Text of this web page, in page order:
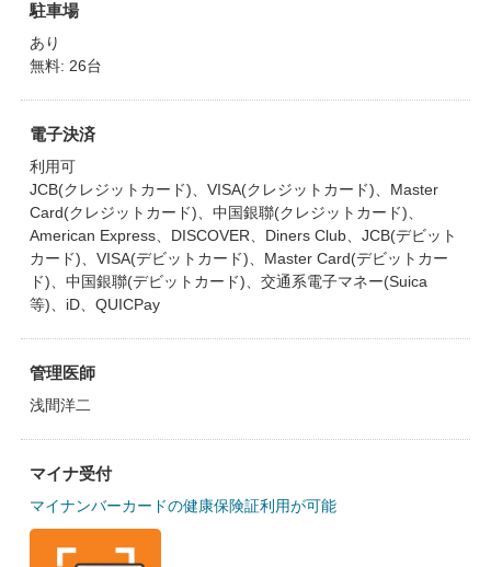
駐車場
あり
無料: 26台
電子決済
利用可
JCB(クレジットカード)、VISA(クレジットカード)、Master
Card(クレジットカード)、中国銀聯(クレジットカード)、
American Express、DISCOVER、Diners Club、JCB(デビット
カード)、VISA(デビットカード)、Master Card(デビットカー
ド)、中国銀聯(デビットカード)、交通系電子マネー(Suica
等)、iD、QUICPay
管理医師
浅間洋二
マイナ受付
マイナンバーカードの健康保険証利用が可能